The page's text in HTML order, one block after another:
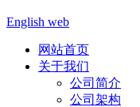
English web
网站首页
关于我们
公司简介
公司架构